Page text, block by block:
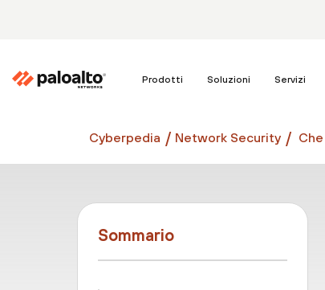
Prodotti Soluzioni Servizi
Cyberpedia Network Security
Sommario